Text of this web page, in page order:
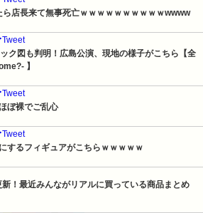
ら店長来て無事死亡ｗｗｗｗｗｗｗｗｗｗwwww
ク図も判明！広島公演、現地の様子がこちら【全
】
ぼ裸でご乱心
するフィギュアがこちらｗｗｗｗｗ
！最近みんながリアルに買っている商品まとめ